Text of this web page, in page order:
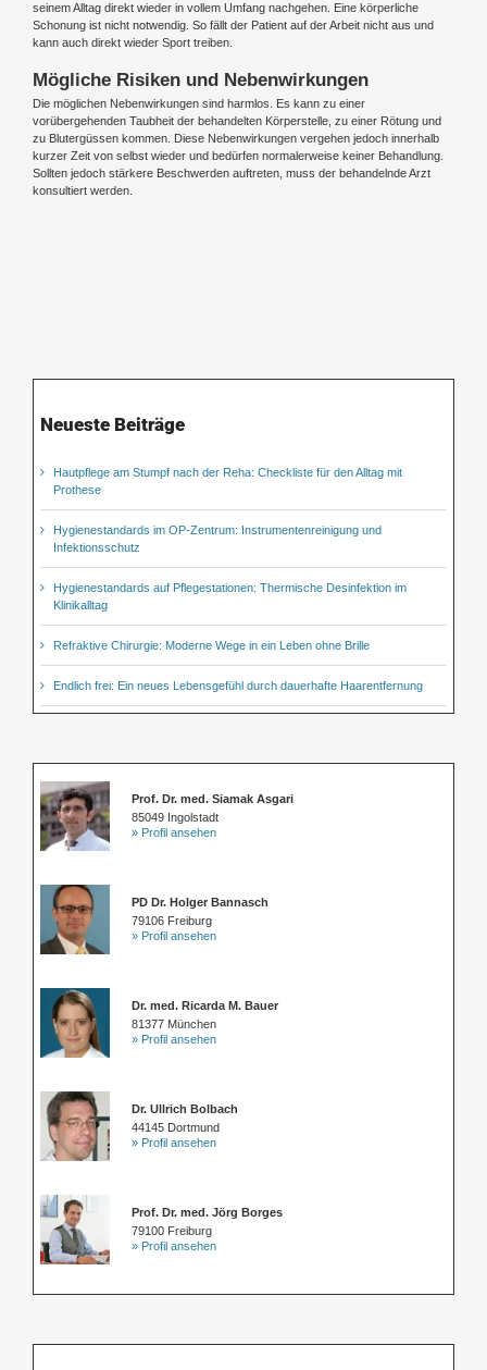
seinem Alltag direkt wieder in vollem Umfang nachgehen. Eine körperliche
Schonung ist nicht notwendig. So fällt der Patient auf der Arbeit nicht aus und
kann auch direkt wieder Sport treiben.
Mögliche Risiken und Nebenwirkungen
Die möglichen Nebenwirkungen sind harmlos. Es kann zu einer
vorübergehenden Taubheit der behandelten Körperstelle, zu einer Rötung und
zu Blutergüssen kommen. Diese Nebenwirkungen vergehen jedoch innerhalb
kurzer Zeit von selbst wieder und bedürfen normalerweise keiner Behandlung.
Sollten jedoch stärkere Beschwerden auftreten, muss der behandelnde Arzt
konsultiert werden.
Neueste Beiträge
Hautpflege am Stumpf nach der Reha: Checkliste für den Alltag mit
Prothese
Hygienestandards im OP-Zentrum: Instrumentenreinigung und
Infektionsschutz
Hygienestandards auf Pflegestationen: Thermische Desinfektion im
Klinikalltag
Refraktive Chirurgie: Moderne Wege in ein Leben ohne Brille
Endlich frei: Ein neues Lebensgefühl durch dauerhafte Haarentfernung
Prof. Dr. med. Siamak Asgari
85049 Ingolstadt
» Profil ansehen
PD Dr. Holger Bannasch
79106 Freiburg
» Profil ansehen
Dr. med. Ricarda M. Bauer
81377 München
» Profil ansehen
Dr. Ullrich Bolbach
44145 Dortmund
» Profil ansehen
Prof. Dr. med. Jörg Borges
79100 Freiburg
» Profil ansehen